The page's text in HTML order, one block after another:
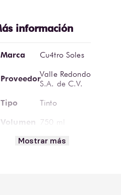
Marca Cu4tro Soles
ProveedorValle Redondo
S.A. de C.V.
Tipo Tinto
Volumen 750 ml
Graduación12.5%ABV
Mostrar más